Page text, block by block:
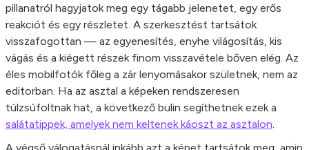
pillanatról hagyjatok meg egy tágabb jelenetet, egy erős
reakciót és egy részletet. A szerkesztést tartsátok
visszafogottan — az egyenesítés, enyhe világosítás, kis
vágás és a kiégett részek finom visszavétele bőven elég. Az
éles mobilfotók főleg a zár lenyomásakor születnek, nem az
editorban. Ha az asztal a képeken rendszeresen
túlzsúfoltnak hat, a következő bulin segíthetnek ezek a
salátatippek, amelyek nem keltenek káoszt az asztalon
A végső válogatásnál inkább azt a képet tartsátok meg, amin